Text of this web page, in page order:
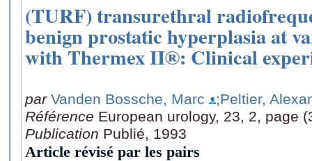
(TURF) transurethral
benign prostatic hyperplasia at
with Thermex II®: Clinical
par Vanden Bossche, Marc
;Peltier,
Référence European urology, 23, 2, page
Publication Publié, 1993
Article révisé par les pairs